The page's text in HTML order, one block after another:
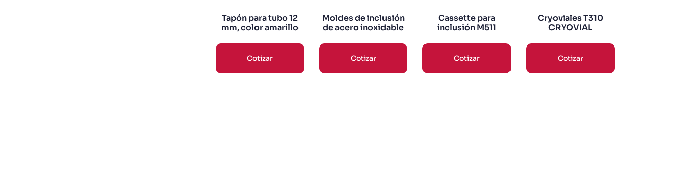
Tapón para tubo 12
mm, color amarillo
Cotizar
Moldes de inclusión
de acero inoxidable
Cotizar
Cassette para
inclusión M511
Cotizar
Cryoviales T310
CRYOVIAL
Cotizar